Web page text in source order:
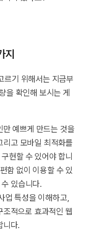
지
르기 위해서는 지금부
을 확인해 보시는 게
만 예쁘게 만드는 것을
리고 모바일 최적화를
현할 수 있어야 합니
함 없이 이용할 수 있
있습니다.
업 특성을 이해하고,
적으로 효과적인 웹
니다.